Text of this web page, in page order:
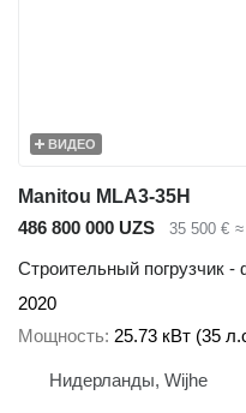
ВИДЕО
Manitou MLA3-35H
486 800 000 UZS
35 500 €
Строительный погрузчик -
2020
Мощность 25.73 кВт (35
Нидерланды, Wijhe